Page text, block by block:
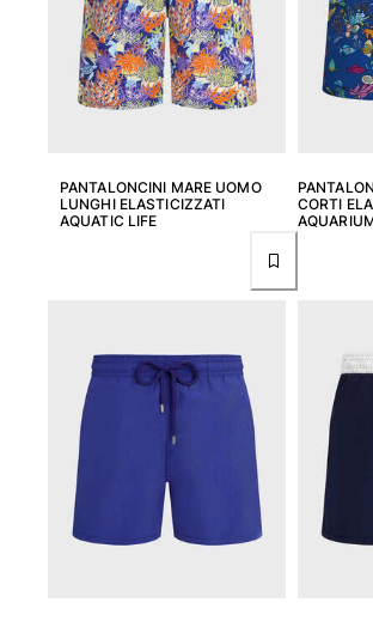
PANTALONCINI MARE UOMO
LUNGHI ELASTICIZZATI
AQUATIC LIFE
CORTI